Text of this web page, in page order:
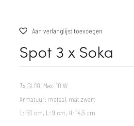
Aan verlanglijst toevoegen
Spot 3 x Soka
3x GU10, Max. 10 W
Armatuur: metaal, mat zwart
L: 50 cm, L: 9 cm, H: 14,5 cm